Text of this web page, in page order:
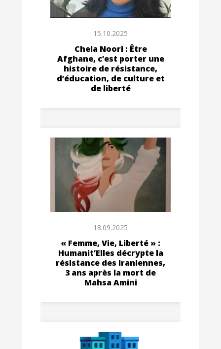
15.10.2025
Chela Noori : Être
Afghane, c’est porter une
histoire de résistance,
d’éducation, de culture et
de liberté
18.09.2025
« Femme, Vie, Liberté » :
Humanit’Elles décrypte la
résistance des Iraniennes,
3 ans après la mort de
Mahsa Amini